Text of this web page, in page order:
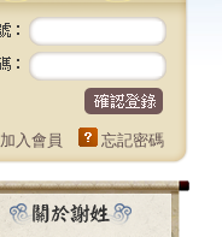
加入會員 忘記密碼